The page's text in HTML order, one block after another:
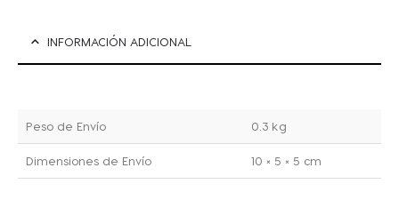
INFORMACIÓN ADICIONAL
Peso de Envío 0.3 kg
Dimensiones de Envío 10 × 5 × 5 cm